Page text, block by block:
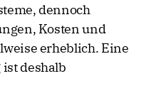
dennoch
Kosten und
erheblich. Eine
deshalb